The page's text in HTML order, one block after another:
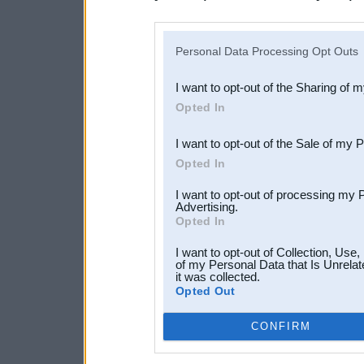
Downstream Participants
third parties.
Personal Data Processing Opt Outs
I want to opt-out of the Sharing of
Opted In
I want to opt-out of the Sale of my
Opted In
I want to opt-out of processing my
Advertising.
Opted In
I want to opt-out of Collection,
of my Personal Data that Is
it was collected.
Opted Out
CONFIRM